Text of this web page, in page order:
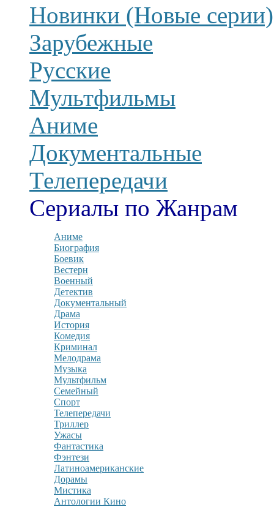
Новинки (Новые серии)
Зарубежные
Русские
Мультфильмы
Аниме
Документальные
Телепередачи
Сериалы по Жанрам
Аниме
Биография
Боевик
Вестерн
Военный
Детектив
Документальный
Драма
История
Комедия
Криминал
Мелодрама
Музыка
Мультфильм
Семейный
Спорт
Телепередачи
Триллер
Ужасы
Фантастика
Фэнтези
Латиноамериканские
Дорамы
Мистика
Антологии Кино